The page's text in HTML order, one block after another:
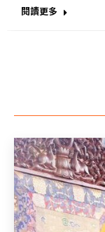
閱讀更多